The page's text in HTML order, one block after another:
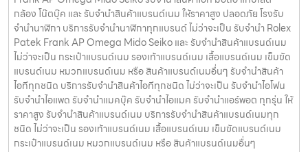
กล้อง โน๊ตบุ๊ค และ รับจำนำสินค้าแบรนด์เนม ให้ราคาสูง ปลอดภัย โรงรับ
จำนำนาฬิกา บริการรับจำนำนาฬิกาทุกแบรนด์ ไม่ว่าจะเป็น รับจำนำ Rolex
Patek Frank AP Omega Mido Seiko และ รับจำนำสินค้าแบรนด์เนม
ไม่ว่าจะเป็น กระเป๋าแบรนด์เนม รองเท้าแบรนด์เนม เสื้อแบรนด์เนม เข็มขัด
แบรนด์เนม หมวกแบรนด์เนม หรือ สินค้าแบรนด์เนมอื่นๆ รับจำนำสินค้า
ไอทีทุกชนิด บริการรับจำนำสินค้าไอทีทุกชนิด ไม่ว่าจะเป็น รับจำนำไอโฟน
รับจำนำไอแพด รับจำนำแมคบุ๊ค รับจำนำไอแมค รับจำนำแอร์พอต ทุกรุ่น ให้
ราคาสูง รับจำนำสินค้าแบรนด์เนม บริการรับจำนำสินค้าแบรนด์เนมทุก
ชนิด ไม่ว่าจะเป็น รองเท้าแบรนด์เนม เสื้อแบรนด์เนม เข็มขัดแบรนด์เนม
กระเป๋าแบรนด์เนม หมวกแบรนด์เนม หรือ สินค้าแบรนด์เนมอื่นๆ